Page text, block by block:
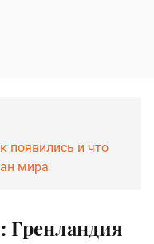
появились и что
мира
Гренландия